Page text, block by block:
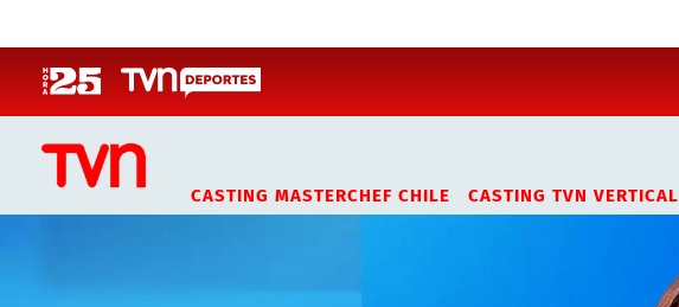
CASTING MASTERCHEF CHILE CASTING TVN VERTICAL